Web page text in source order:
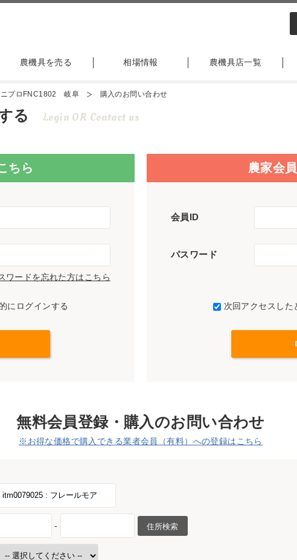
農機具を売る 相場情報 農機具店一覧
ニプロFNC1802 岐阜 購入のお問い合わせ
る Login OR Contact us
ちら
ワードを忘れた方はこちら
にログインする
農家会
会員ID
パスワード
次回アクセスした
無料会員登録・購入のお問い合わせ
※お得な価格で購入できる業者会員（有料）への登録はこちら
- 住所検索